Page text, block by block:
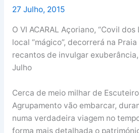
27 Julho, 2015
O VI ACARAL Açoriano, “Covil
local “mágico”, decorrerá na
recantos de invulgar
Julho
Cerca de meio milhar de
Agrupamento vão embarcar,
numa verdadeira viagem no
forma mais detalhada o